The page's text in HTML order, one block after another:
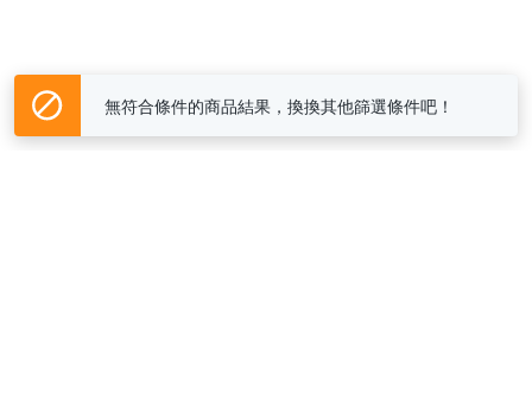
無符合條件的商品結果，換換其他篩選條件吧！